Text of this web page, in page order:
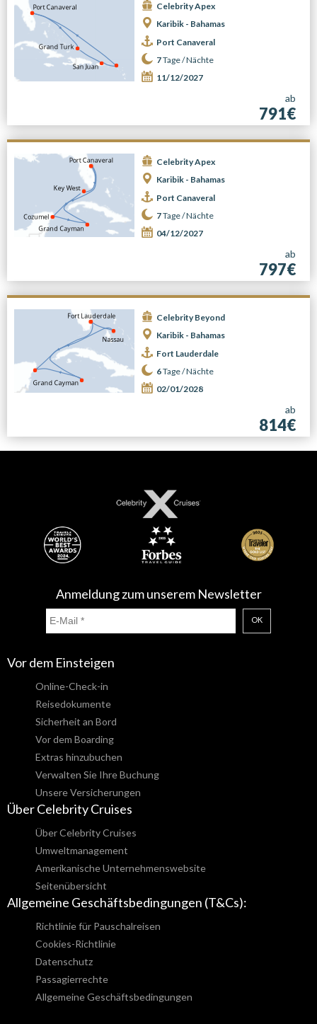
Celebrity Apex
Karibik - Bahamas
Port Canaveral
7Tage /Nächte
11/12/2027
ab
791€
Celebrity Apex
Karibik - Bahamas
Port Canaveral
7Tage /Nächte
04/12/2027
ab
797€
Celebrity Beyond
Karibik - Bahamas
Fort Lauderdale
6Tage /Nächte
02/01/2028
ab
814€
Anmeldung zum unserem Newsletter
OK
Vor dem Einsteigen
Online-Check-in
Reisedokumente
Sicherheit an Bord
Vor dem Boarding
Extras hinzubuchen
Verwalten Sie Ihre Buchung
Unsere Versicherungen
Über Celebrity Cruises
Über Celebrity Cruises
Umweltmanagement
Amerikanische Unternehmenswebsite
Seitenübersicht
Allgemeine Geschäftsbedingungen (T&Cs):
Richtlinie für Pauschalreisen
Cookies-Richtlinie
Datenschutz
Passagierrechte
Allgemeine Geschäftsbedingungen